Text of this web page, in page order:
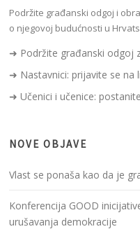
Podržite građanski odgoj i
o njegovoj budućnosti u
➜ Podržite građanski odgoj
➜ Nastavnici: prijavite se na
➜ Učenici i učenice:
NOVE OBJAVE
Vlast se ponaša kao da je
Konferencija GOOD
urušavanja demokracije